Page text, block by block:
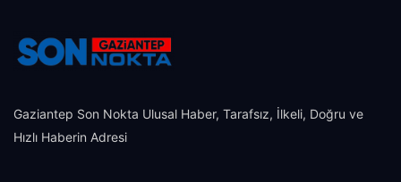
Gaziantep Son Nokta Ulusal Haber, Tarafsız, İlkeli, Doğru ve
Hızlı Haberin Adresi